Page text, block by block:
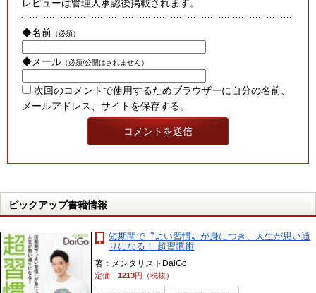
レビューは管理人承認後掲載されます。
◆名前 （必須）
◆メール （必須/公開はされません）
次回のコメントで使用するためブラウザーに自分の名前、
メールアドレス、サイトを保存する。
ピックアップ書籍情報
短期間で〝よい習慣〟が身につき、人生が思い通
りになる！ 超習慣術
著：メンタリストDaiGo
定価1213円（税抜）